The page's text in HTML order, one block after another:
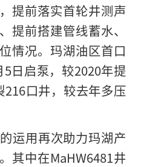
提前落实首轮井测声
提前搭建管线蓄水、
情况。玛湖油区首口
日启泵，较2020年提
口井，较去年多压
的运用再次助力玛湖产
中在MaHW6481井